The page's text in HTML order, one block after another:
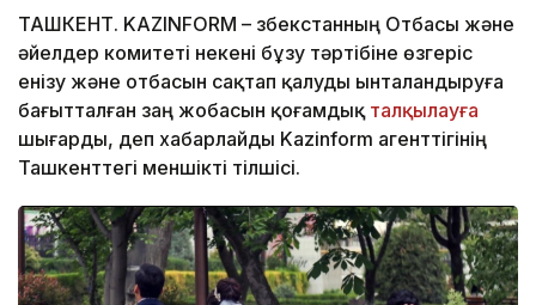
ТАШКЕНТ. KAZINFORM – Өзбекстанның Отбасы және
әйелдер комитеті некені бұзу тәртібіне өзгеріс
енізу және отбасын сақтап қалуды ынталандыруға
бағытталған заң жобасын қоғамдық талқылауға
шығарды, деп хабарлайды Kazinform агенттігінің
Ташкенттегі меншікті тілшісі.